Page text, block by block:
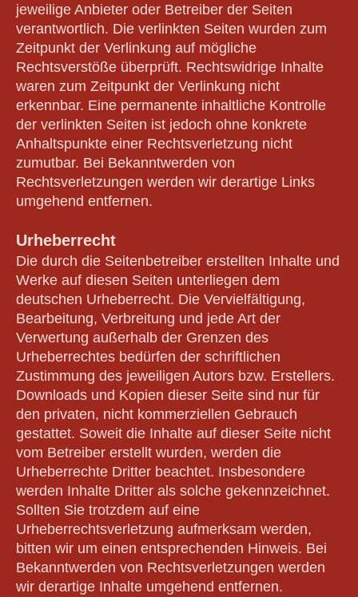
jeweilige Anbieter oder Betreiber der Seiten
verantwortlich. Die verlinkten Seiten wurden zum
Zeitpunkt der Verlinkung auf mögliche
Rechtsverstöße überprüft. Rechtswidrige Inhalte
waren zum Zeitpunkt der Verlinkung nicht
erkennbar. Eine permanente inhaltliche Kontrolle
der verlinkten Seiten ist jedoch ohne konkrete
Anhaltspunkte einer Rechtsverletzung nicht
zumutbar. Bei Bekanntwerden von
Rechtsverletzungen werden wir derartige Links
umgehend entfernen.
Urheberrecht
Die durch die Seitenbetreiber erstellten Inhalte und
Werke auf diesen Seiten unterliegen dem
deutschen Urheberrecht. Die Vervielfältigung,
Bearbeitung, Verbreitung und jede Art der
Verwertung außerhalb der Grenzen des
Urheberrechtes bedürfen der schriftlichen
Zustimmung des jeweiligen Autors bzw. Erstellers.
Downloads und Kopien dieser Seite sind nur für
den privaten, nicht kommerziellen Gebrauch
gestattet. Soweit die Inhalte auf dieser Seite nicht
vom Betreiber erstellt wurden, werden die
Urheberrechte Dritter beachtet. Insbesondere
werden Inhalte Dritter als solche gekennzeichnet.
Sollten Sie trotzdem auf eine
Urheberrechtsverletzung aufmerksam werden,
bitten wir um einen entsprechenden Hinweis. Bei
Bekanntwerden von Rechtsverletzungen werden
wir derartige Inhalte umgehend entfernen.